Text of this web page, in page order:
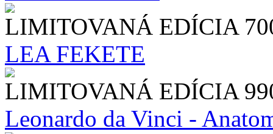
LIMITOVANÁ EDÍCIA
LEA FEKETE
LIMITOVANÁ EDÍCIA
Leonardo da Vinci -